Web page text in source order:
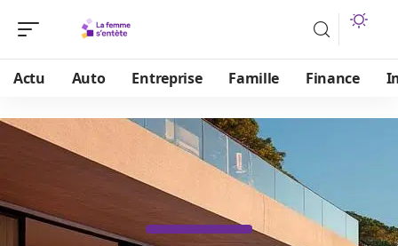
Actu Auto Entreprise Famille Finance